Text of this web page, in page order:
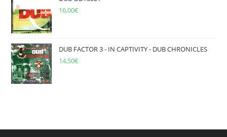
16,00€
DUB FACTOR 3 - IN CAPTIVITY - DUB CHRONICLES
14,50€